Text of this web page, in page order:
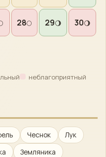
28🌕 29🌖 30🌖
неблагоприятный
Чеснок
Лук
Земляника